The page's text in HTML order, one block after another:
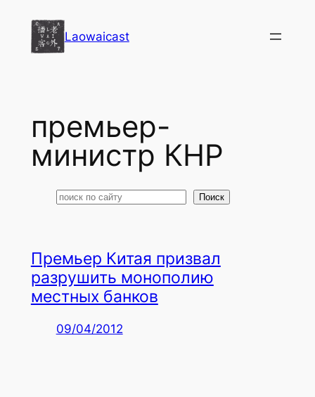
содержимому
Laowaicast
премьер-
министр КНР
Поиск Поиск
Премьер Китая призвал
разрушить монополию
местных банков
09/04/2012